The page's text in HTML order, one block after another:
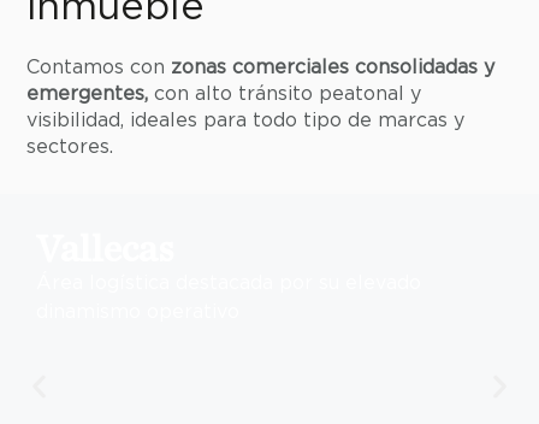
Contamos con zonas comerciales consolidadas y
emergentes, con alto tránsito peatonal y
visibilidad, ideales para todo tipo de marcas y
sectores.